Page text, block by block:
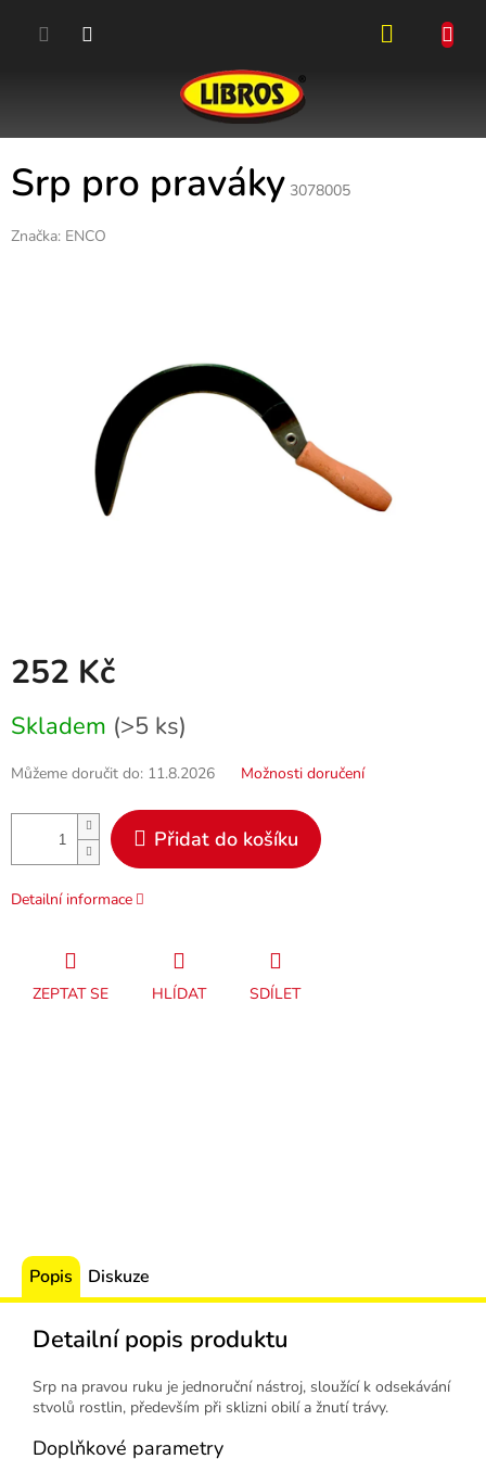
Srp pro praváky 3078005
Značka: ENCO
252 Kč
cena:
Skladem (>5 ks)
Můžeme doručit do: 11.8.2026 Možnosti doručení
Přidat do košíku
Detailní informace
ZEPTAT SE HLÍDAT SDÍLET
Popis Diskuze
Detailní popis produktu
Srp na pravou ruku je jednoruční nástroj, sloužící k odsekávání
stvolů rostlin, především při sklizni obilí a žnutí trávy.
Doplňkové parametry